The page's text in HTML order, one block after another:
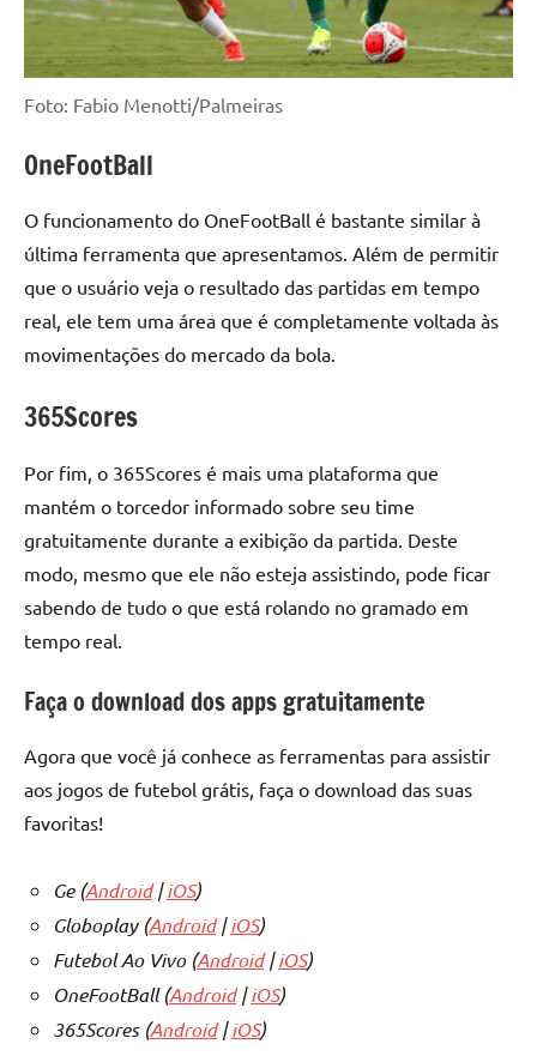
Foto: Fabio Menotti/Palmeiras
OneFootBall
O funcionamento do OneFootBall é bastante similar à
última ferramenta que apresentamos. Além de permitir
que o usuário veja o resultado das partidas em tempo
real, ele tem uma área que é completamente voltada às
movimentações do mercado da bola.
365Scores
Por fim, o 365Scores é mais uma plataforma que
mantém o torcedor informado sobre seu time
gratuitamente durante a exibição da partida. Deste
modo, mesmo que ele não esteja assistindo, pode ficar
sabendo de tudo o que está rolando no gramado em
tempo real.
Faça o download dos apps gratuitamente
Agora que você já conhece as ferramentas para assistir
aos jogos de futebol grátis, faça o download das suas
favoritas!
Ge (Android|iOS)
Globoplay (Android|iOS)
Futebol Ao Vivo (Android|iOS)
OneFootBall (Android|iOS)
365Scores (Android|iOS)